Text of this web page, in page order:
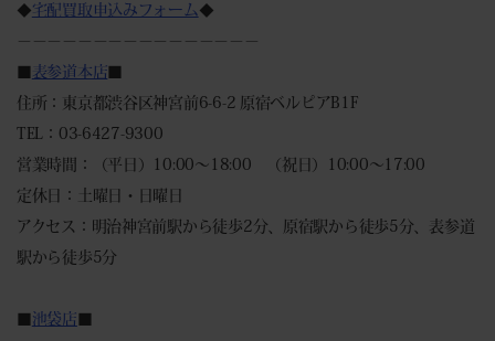
◆宅配買取申込みフォーム ◆
－－－－－－－－－－－－－－－－
表参道本店
住所：東京都渋谷区神宮前6-6-2 原宿ベルピアB1F
TEL：03-6427-9300
営業時間：（平日）10:00～18:00 （祝日）10:00～17:00
定休日：土曜日・日曜日
アクセス：明治神宮前駅から徒歩2分、原宿駅から徒歩5分、表参道
駅から徒歩5分
池袋店